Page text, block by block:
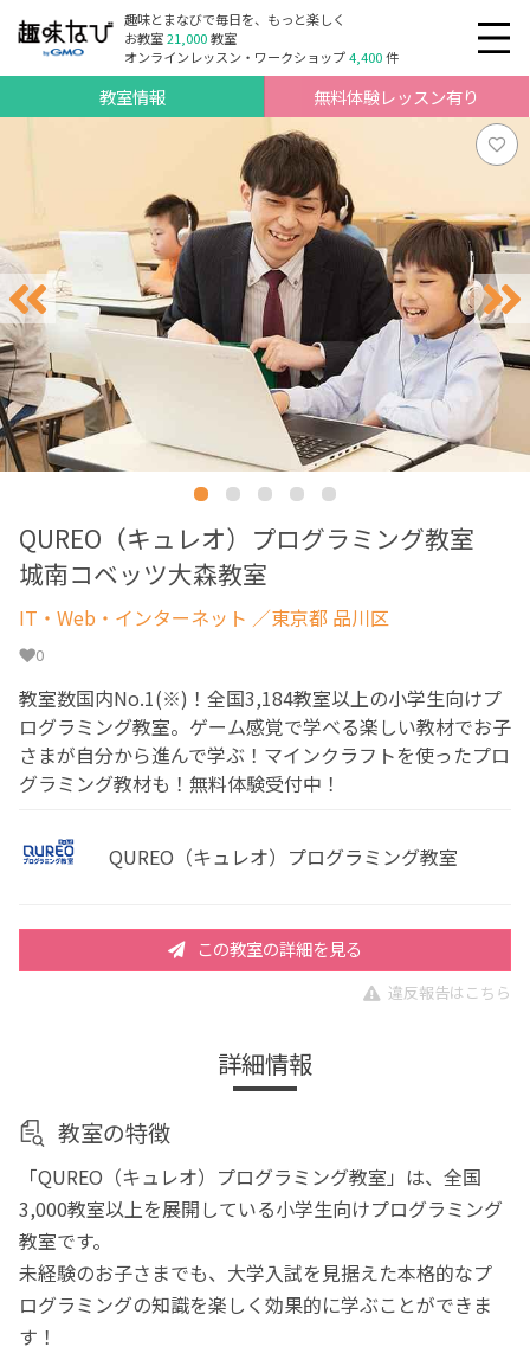
趣味とまなびで毎日を、もっと楽しく
お教室21,000教室
オンラインレッスン・ワークショップ4,400件
教室情報 無料体験レッスン有り
QUREO（キュレオ）プログラミング教室
城南コベッツ大森教室
IT・Web・インターネット ／東京都 品川区
0
教室数国内No.1(※)！全国3,184教室以上の小学生向けプ
ログラミング教室。ゲーム感覚で学べる楽しい教材でお子
さまが自分から進んで学ぶ！マインクラフトを使ったプロ
グラミング教材も！無料体験受付中！
QUREO（キュレオ）プログラミング教室
この教室の詳細を見る
違反報告はこちら
詳細情報
教室の特徴
「QUREO（キュレオ）プログラミング教室」は、全国
3,000教室以上を展開している小学生向けプログラミング
教室です。
未経験のお子さまでも、大学入試を見据えた本格的なプ
ログラミングの知識を楽しく効果的に学ぶことができま
す！